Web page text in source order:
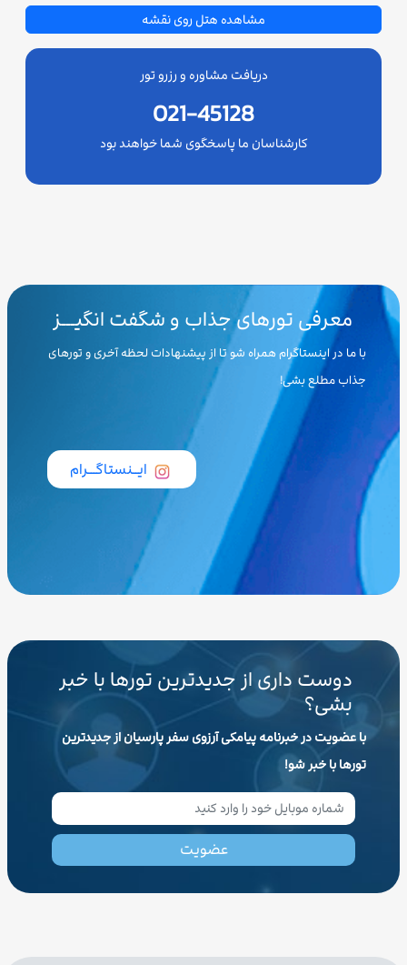
مشاهده هتل روی نقشه
دریافت مشاوره و رزرو تور
021-45128
کارشناسان ما پاسخگوی شما خواهند بود
معرفی تورهای جذاب و شگفت انگیـــز
با ما در اینستاگرام همراه شو تا از پیشنهادات لحظه آخری و تورهای
جذاب مطلع بشی!
ایــنستاگـــرام
دوست داری از جدیدترین تورها با خبر
بشی؟
با عضویت در خبرنامه پیامکی آرزوی سفر پارسیان از جدیدترین
تورها با خبر شو!
عضویت